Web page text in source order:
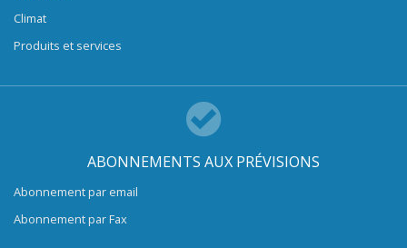
Climat
Produits et services
ABONNEMENTS AUX PRÉVISIONS
Abonnement par email
Abonnement par Fax